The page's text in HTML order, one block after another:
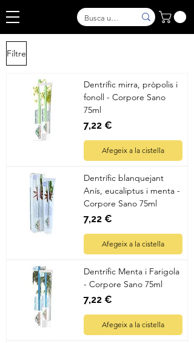
Filtre
Dentrífic mirra, pròpolis i
fonoll - Corpore Sano
75ml
Preu
7,22 €
Afegeix a la cistella
Dentrífic blanquejant
Anís, eucaliptus i menta -
Corpore Sano 75ml
Preu
7,22 €
Afegeix a la cistella
Dentrífic Menta i Farigola
- Corpore Sano 75ml
Preu
7,22 €
Afegeix a la cistella